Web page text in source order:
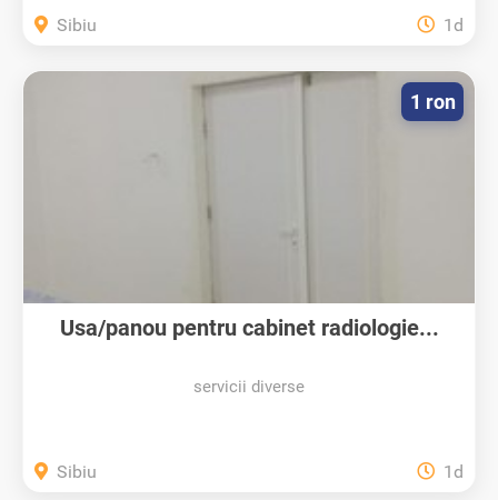
Sibiu 1d
Usa/panou pentru cabinet radiologie...
servicii diverse
1 ron
Sibiu 1d